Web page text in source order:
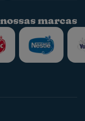
marcas